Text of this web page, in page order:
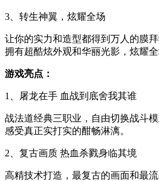
3、转生神翼，炫耀全场
让你的实力和造型都得到万人的膜
拥有超酷炫外观和华丽光影，炫耀
游戏亮点：
1、屠龙在手 血战到底舍我其谁
战法道经典三职业，自由切换战斗
感受真正实打实的酣畅淋漓。
2、复古画质 热血杀戮身临其境
高精技术打造，最复古的画面和最